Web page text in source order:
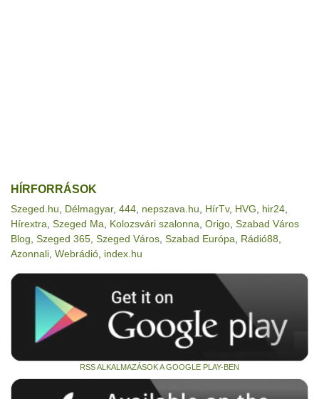
HÍRFORRÁSOK
Szeged.hu Délmagyar, 444 nepszava.hu HírTv, HVG hir24
Hírextra Szeged Ma Kolozsvári szalonna Origo Szabad Város
Blog Szeged 365 Szeged Város Szabad Európa Rádió88
Azonnali Webrádió index.hu
RSS ALKALMAZÁSOK A GOOGLE PLAY-BEN